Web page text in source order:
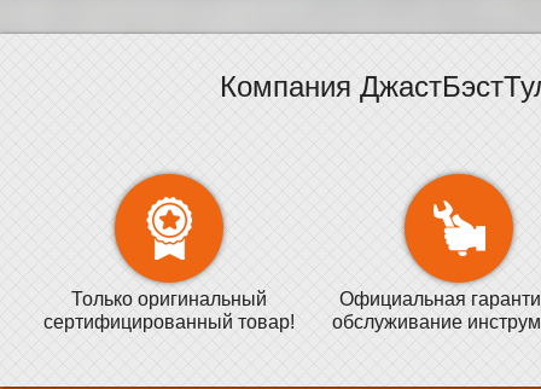
Компания
Только оригинальный
сертифицированный товар!
Официальная
обслуживание